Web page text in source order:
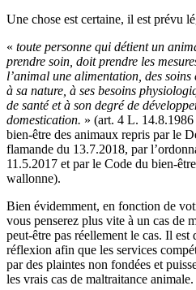
Une chose est certaine, il est prévu
« toute personne qui détient un
prendre soin, doit prendre les
l’animal une alimentation, des
à sa nature, à ses besoins
de santé et à son degré de
domestication. » (art. 4 L.
bien-être des animaux repris par le
flamande du 13.7.2018, par
11.5.2017 et par le Code du bien-
wallonne).
Bien évidemment, en fonction de
vous penserez plus vite à un cas de
peut-être pas réellement le cas. Il
réflexion afin que les services
par des plaintes non fondées et
les vrais cas de maltraitance animale.